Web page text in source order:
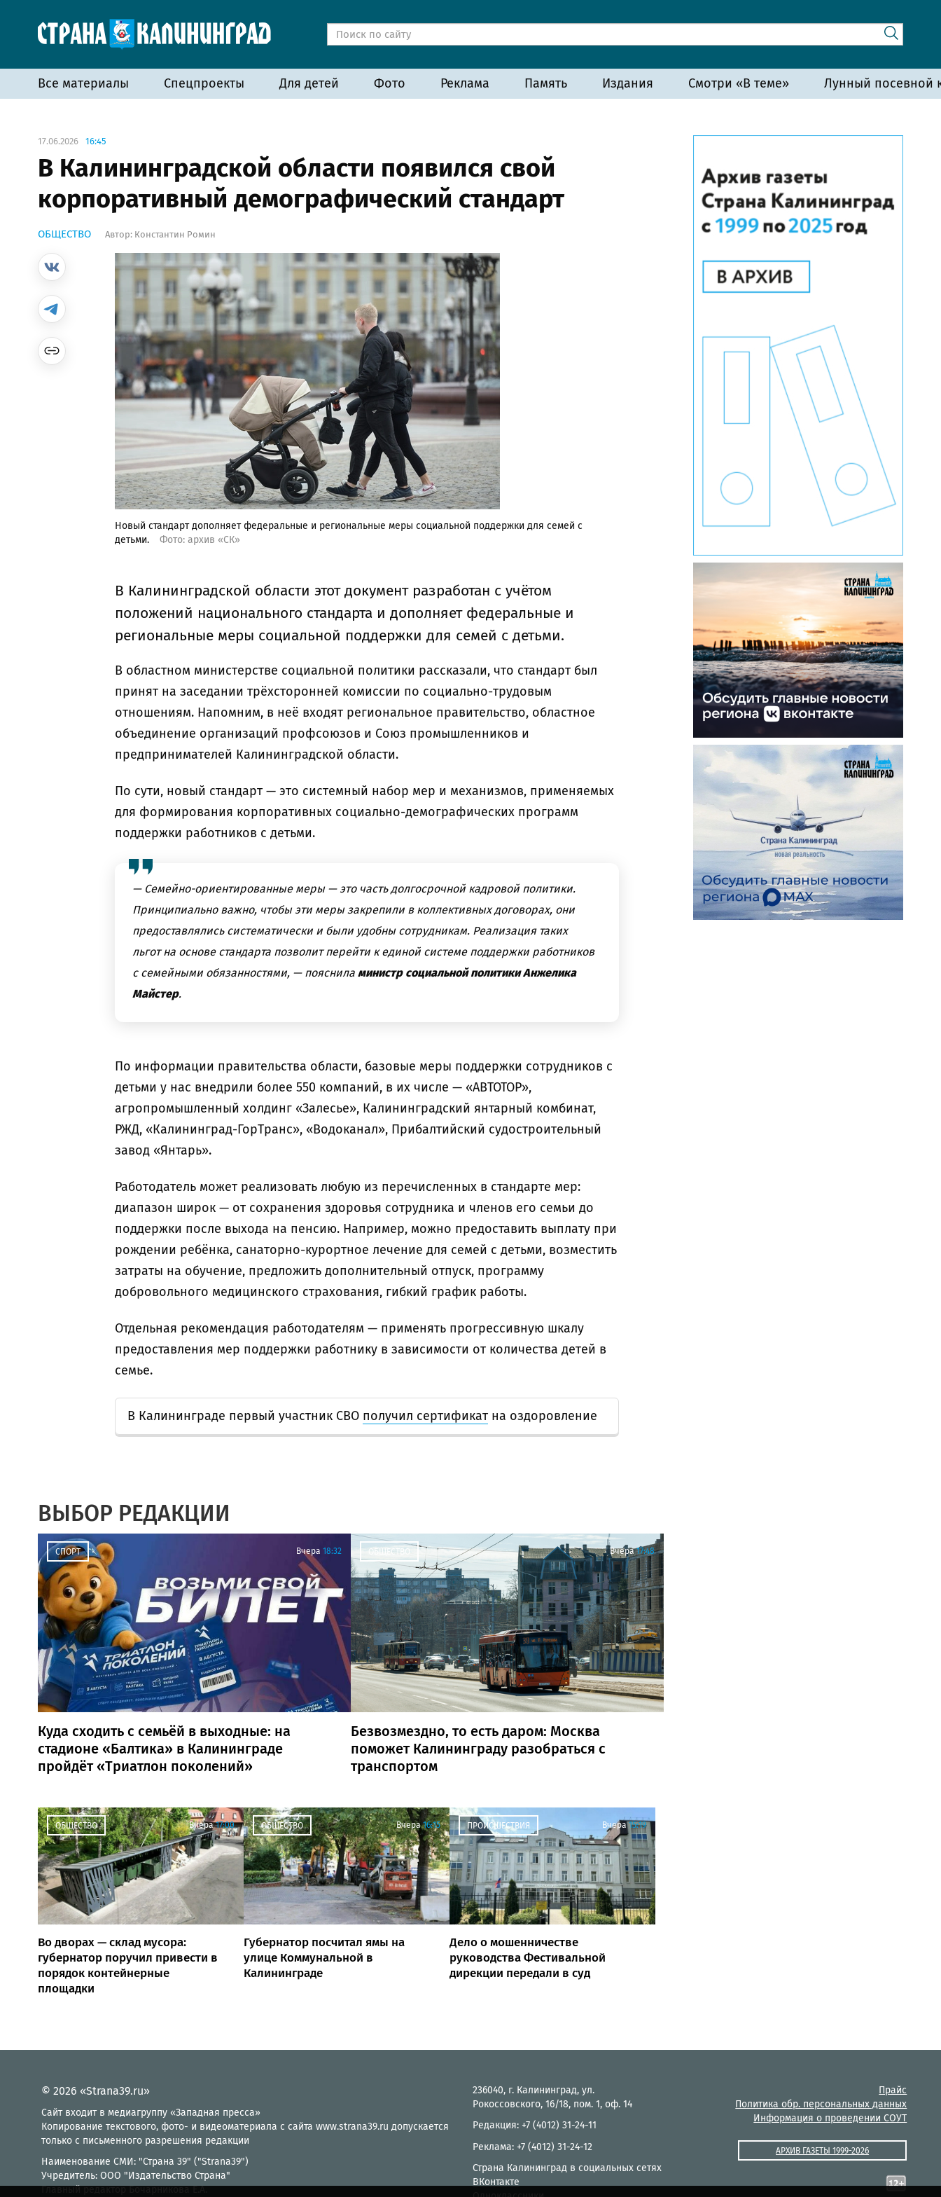
Все материалы Спецпроекты Для детей Фото Реклама Память Издания Смотри «В теме» Лунный посевной
17.06.2026 16:45
В Калининградской области появился свой
корпоративный демографический стандарт
ОБЩЕСТВО Автор: Константин Ромин
Новый стандарт дополняет федеральные и региональные меры социальной поддержки для семей с
детьми.
Фото: архив «СК»
В Калининградской области этот документ разработан с учётом
положений национального стандарта и дополняет федеральные и
региональные меры социальной поддержки для семей с детьми.
В областном министерстве социальной политики рассказали, что стандарт был
принят на заседании трёхсторонней комиссии по социально-трудовым
отношениям. Напомним, в неё входят региональное правительство, областное
объединение организаций профсоюзов и Союз промышленников и
предпринимателей Калининградской области.
По сути, новый стандарт — это системный набор мер и механизмов, применяемых
для формирования корпоративных социально-демографических программ
поддержки работников с детьми.
— Семейно-ориентированные меры — это часть долгосрочной кадровой политики.
Принципиально важно, чтобы эти меры закрепили в коллективных договорах, они
предоставлялись систематически и были удобны сотрудникам. Реализация таких
льгот на основе стандарта позволит перейти к единой системе поддержки работников
с семейными обязанностями, — пояснила министр социальной политики Анжелика
Майстер.
По информации правительства области, базовые меры поддержки сотрудников с
детьми у нас внедрили более 550 компаний, в их числе — «АВТОТОР»,
агропромышленный холдинг «Залесье», Калининградский янтарный комбинат,
РЖД, «Калининград-ГорТранс», «Водоканал», Прибалтийский судостроительный
завод «Янтарь».
Работодатель может реализовать любую из перечисленных в стандарте мер:
диапазон широк — от сохранения здоровья сотрудника и членов его семьи до
поддержки после выхода на пенсию. Например, можно предоставить выплату при
рождении ребёнка, санаторно-курортное лечение для семей с детьми, возместить
затраты на обучение, предложить дополнительный отпуск, программу
добровольного медицинского страхования, гибкий график работы.
Отдельная рекомендация работодателям — применять прогрессивную шкалу
предоставления мер поддержки работнику в зависимости от количества детей в
семье.
В Калининграде первый участник СВО получил сертификат на оздоровление
ВЫБОР РЕДАКЦИИ
СПОРТ Вчера 18:32
Куда сходить с семьёй в выходные: на
стадионе «Балтика» в Калининграде
пройдёт «Триатлон поколений»
ОБЩЕСТВО Вчера 17:48
Безвозмездно, то есть даром: Москва
поможет Калининграду разобраться с
транспортом
ОБЩЕСТВО Вчера 17:00
Во дворах — склад мусора:
губернатор поручил привести в
порядок контейнерные
площадки
ОБЩЕСТВО Вчера 16:15
Губернатор посчитал ямы на
улице Коммунальной в
Калининграде
ПРОИСШЕСТВИЯ Вчера 15:19
Дело о мошенничестве
руководства Фестивальной
дирекции передали в суд
© 2026 «Strana39.ru»
Сайт входит в медиагруппу «Западная пресса»
Копирование текстового, фото- и видеоматериала с сайта www.strana39.ru допускается
только с письменного разрешения редакции
Наименование СМИ: "Страна 39" ("Strana39")
Учредитель: ООО "Издательство Страна"
Главный редактор Бочарникова Е.А.
236040, г. Калининград, ул.
Рокоссовского, 16/18, пом. 1, оф. 14
Редакция: +7 (4012) 31-24-11
Реклама: +7 (4012) 31-24-12
Страна Калининград в социальных сетях
ВКонтакте
Прайс
Политика обр. персональных данных
Информация о проведении СОУТ
АРХИВ ГАЗЕТЫ 1999-2026